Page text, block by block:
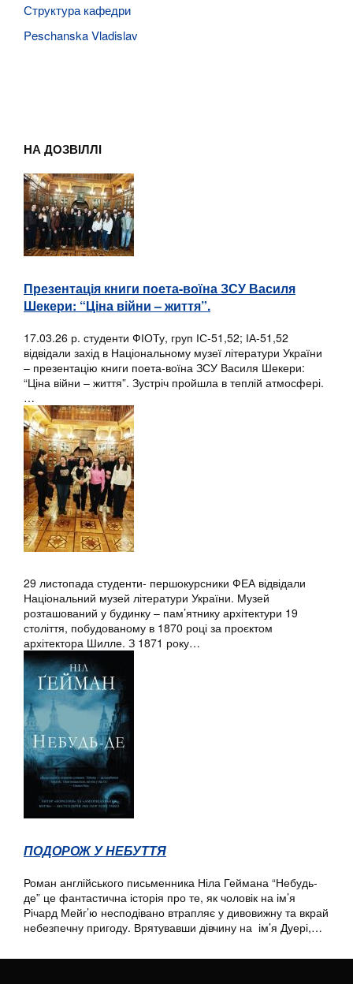
Структура кафедри
Peschanska Vladislav
НА ДОЗВІЛЛІ
Презентація книги поета-воїна ЗСУ Василя
Шекери: “Ціна війни – життя”.
17.03.26 р. студенти ФІОТу, груп ІС-51,52; ІА-51,52
відвідали захід в Національному музеї літератури України
– презентацію книги поета-воїна ЗСУ Василя Шекери:
“Ціна війни – життя”. Зустріч пройшла в теплій атмосфері.
…
29 листопада студенти- першокурсники ФЕА відвідали
Національний музей літератури України. Музей
розташований у будинку – пам’ятнику архітектури 19
століття, побудованому в 1870 році за проєктом
архітектора Шилле. З 1871 року…
ПОДОРОЖ У НЕБУТТЯ
Роман англійського письменника Ніла Геймана “Небудь-
де” це фантастична історія про те, як чоловік на ім’я
Річард Мейг’ю несподівано втрапляє у дивовижну та вкрай
небезпечну пригоду. Врятувавши дівчину на ім’я Дуері,…